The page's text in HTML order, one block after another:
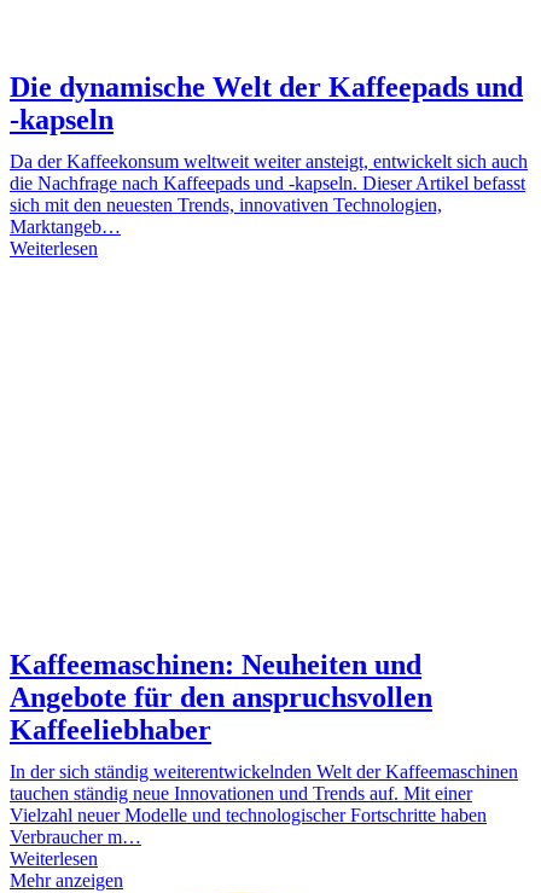
Die dynamische Welt der Kaffeepads und
-kapseln
Da der Kaffeekonsum weltweit weiter ansteigt, entwickelt sich auch
die Nachfrage nach Kaffeepads und -kapseln. Dieser Artikel befasst
sich mit den neuesten Trends, innovativen Technologien,
Marktangeb…
Weiterlesen
Kaffeemaschinen: Neuheiten und
Angebote für den anspruchsvollen
Kaffeeliebhaber
In der sich ständig weiterentwickelnden Welt der Kaffeemaschinen
tauchen ständig neue Innovationen und Trends auf. Mit einer
Vielzahl neuer Modelle und technologischer Fortschritte haben
Verbraucher m…
Weiterlesen
Mehr anzeigen